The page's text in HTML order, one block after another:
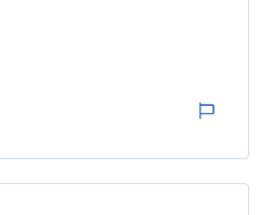
dem Hotel klasse.
ähnlich wie der Check in.
auf den Tisch
Das es so und soviel